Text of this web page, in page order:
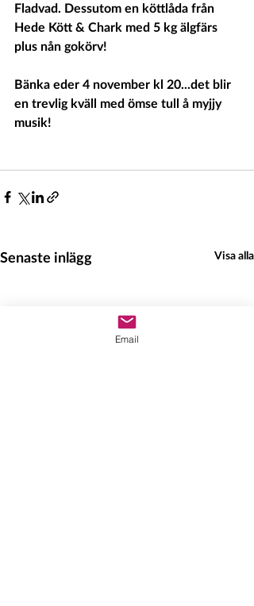
Fladvad. Dessutom en köttlåda från
Hede Kött & Chark med 5 kg älgfärs
plus nån gokörv!
Bänka eder 4 november kl 20...det blir
en trevlig kväll med ömse tull å myjjy
musik!
Senaste inlägg Visa alla
Email